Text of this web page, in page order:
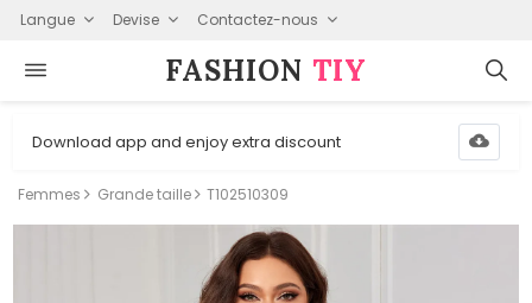
Langue Devise Contactez-nous
FASHION⁠ TIY
Download app and enjoy extra discount
Femmes Grande taille T102510309